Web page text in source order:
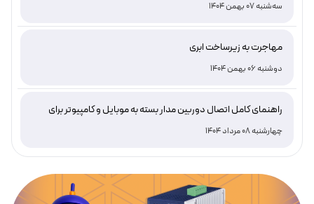
سه‌شنبه 07 بهمن 1404
مهاجرت به زیرساخت ابری
دوشنبه 06 بهمن 1404
راهنمای کامل اتصال دوربین مدار بسته به موبایل و کامپیوتر برای
نظارت هوشمند و امن
چهارشنبه 08 مرداد 1404